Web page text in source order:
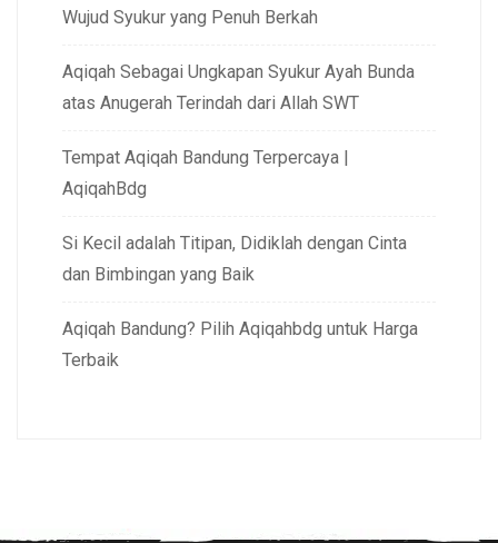
Wujud Syukur yang Penuh Berkah
Aqiqah Sebagai Ungkapan Syukur Ayah Bunda
atas Anugerah Terindah dari Allah SWT
Tempat Aqiqah Bandung Terpercaya |
AqiqahBdg
Si Kecil adalah Titipan, Didiklah dengan Cinta
dan Bimbingan yang Baik
Aqiqah Bandung? Pilih Aqiqahbdg untuk Harga
Terbaik